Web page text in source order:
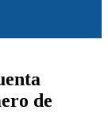
de